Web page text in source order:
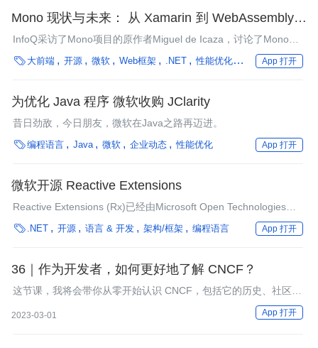
Mono 现状与未来： 从 Xamarin 到 WebAssembly、
Blazor 及.NET 5
InfoQ采访了Mono项目的原作者Miguel de Icaza，讨论了Mono的
当前状态及其在.NET生态系统中的未来。
 大前端 开源 微软 Web框架 .NET 性能优化 操作系统 编程语
App 打开
为优化 Java 程序 微软收购 JClarity
昔日劲敌，今日朋友，微软在Java之路再迈进。
编程语言 Java 微软 企业动态 性能优化 App 打开
微软开源 Reactive Extensions
Reactive Extensions (Rx)已经由Microsoft Open Technologies开
源。这增加了它不久之后出现在Mono中的可能性。
 .NET 开源 语言 & 开发 架构/框架 编程语言 App 打开
36｜作为开发者，如何更好地了解 CNCF？
这节课，我将会带你从零开始认识 CNCF，包括它的历史、社区组
织形式、项目托管以及职业认证等，让你了解 CNCF 的运作机
制，更好地从 CNCF 获取信息。
2023-03-01 App 打开